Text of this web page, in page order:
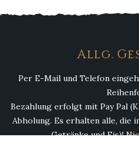
Allg.
Per E-Mail und Telefon
Bezahlung erfolgt mit Pay Pal
Abholung. Es erhalten alle, die
Getränke und Eis)!